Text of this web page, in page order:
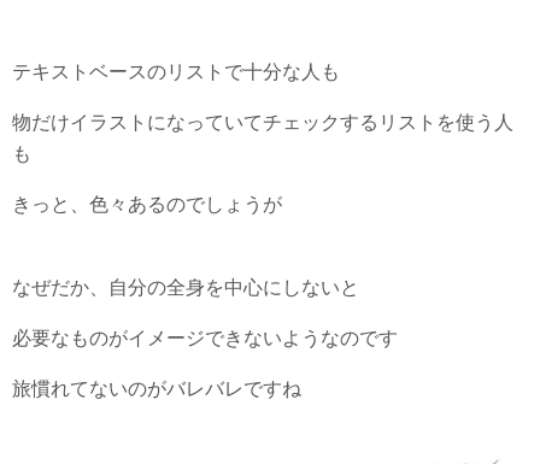
テキストベースのリストで十分な人も
物だけイラストになっていてチェックするリストを使う人
も
きっと、色々あるのでしょうが
なぜだか、自分の全身を中心にしないと
必要なものがイメージできないようなのです
旅慣れてないのがバレバレですね